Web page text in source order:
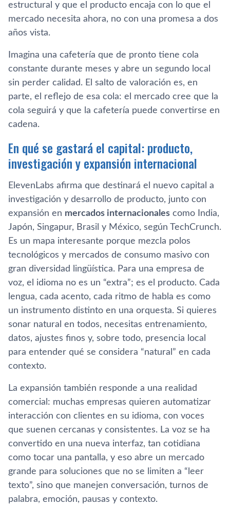
estructural y que el producto encaja con lo que el
mercado necesita ahora, no con una promesa a dos
años vista.
Imagina una cafetería que de pronto tiene cola
constante durante meses y abre un segundo local
sin perder calidad. El salto de valoración es, en
parte, el reflejo de esa cola: el mercado cree que la
cola seguirá y que la cafetería puede convertirse en
cadena.
En qué se gastará el capital: producto,
investigación y expansión internacional
ElevenLabs afirma que destinará el nuevo capital a
investigación y desarrollo de producto, junto con
expansión en mercados internacionales como India,
Japón, Singapur, Brasil y México, según TechCrunch.
Es un mapa interesante porque mezcla polos
tecnológicos y mercados de consumo masivo con
gran diversidad lingüística. Para una empresa de
voz, el idioma no es un “extra”; es el producto. Cada
lengua, cada acento, cada ritmo de habla es como
un instrumento distinto en una orquesta. Si quieres
sonar natural en todos, necesitas entrenamiento,
datos, ajustes finos y, sobre todo, presencia local
para entender qué se considera “natural” en cada
contexto.
La expansión también responde a una realidad
comercial: muchas empresas quieren automatizar
interacción con clientes en su idioma, con voces
que suenen cercanas y consistentes. La voz se ha
convertido en una nueva interfaz, tan cotidiana
como tocar una pantalla, y eso abre un mercado
grande para soluciones que no se limiten a “leer
texto”, sino que manejen conversación, turnos de
palabra, emoción, pausas y contexto.